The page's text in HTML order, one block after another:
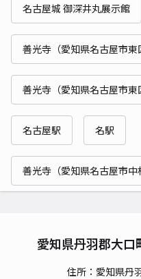
名古屋城 御深井丸展示館
善光寺（愛知県名古屋市東
善光寺（愛知県名古屋市東
名古屋駅 名駅
善光寺（愛知県名古屋市中
愛知県丹羽郡大口
住所：愛知県丹